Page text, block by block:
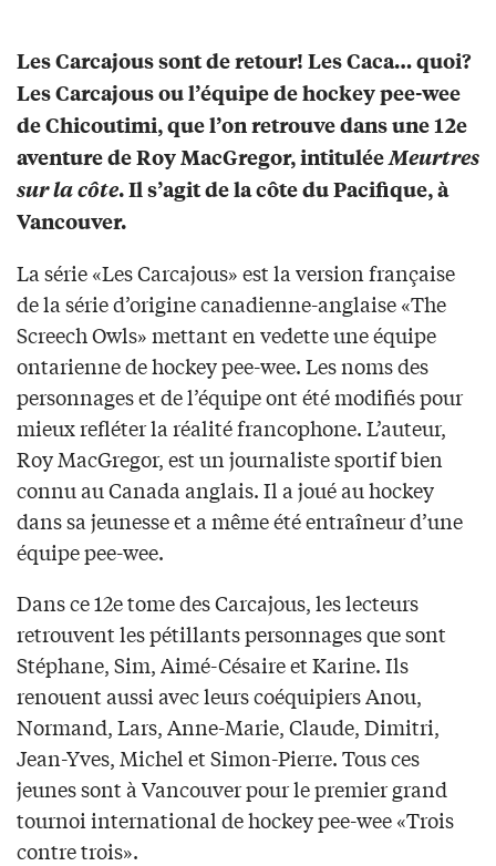
Les Carcajous sont de retour! Les Caca… quoi?
Les Carcajous ou l’équipe de hockey pee-wee
de Chicoutimi, que l’on retrouve dans une 12e
aventure de Roy MacGregor, intituléeMeurtres
sur la côte. Il s’agit de la côte du Pacifique, à
Vancouver.
La série «Les Carcajous» est la version française
de la série d’origine canadienne-anglaise «The
Screech Owls» mettant en vedette une équipe
ontarienne de hockey pee-wee. Les noms des
personnages et de l’équipe ont été modifiés pour
mieux refléter la réalité francophone. L’auteur,
Roy MacGregor, est un journaliste sportif bien
connu au Canada anglais. Il a joué au hockey
dans sa jeunesse et a même été entraîneur d’une
équipe pee-wee.
Dans ce 12e tome des Carcajous, les lecteurs
retrouvent les pétillants personnages que sont
Stéphane, Sim, Aimé-Césaire et Karine. Ils
renouent aussi avec leurs coéquipiers Anou,
Normand, Lars, Anne-Marie, Claude, Dimitri,
Jean-Yves, Michel et Simon-Pierre. Tous ces
jeunes sont à Vancouver pour le premier grand
tournoi international de hockey pee-wee «Trois
contre trois».